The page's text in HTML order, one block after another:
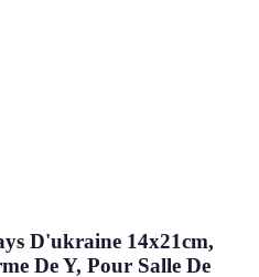
D'ukraine 14x21cm,
De Y, Pour Salle De